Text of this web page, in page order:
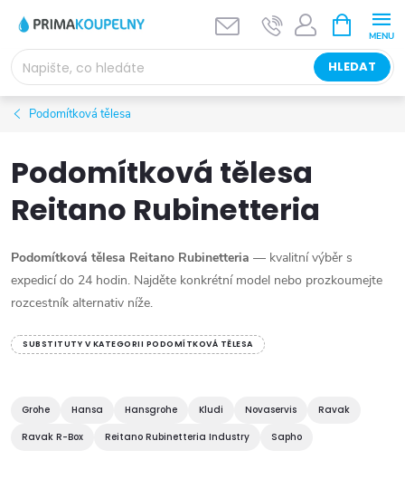
obsah
HLEDAT
NÁKUPNÍ
KOŠÍK
Podomítková tělesa
Podomítková tělesa
Reitano Rubinetteria
Podomítková tělesa Reitano Rubinetteria — kvalitní výběr s
expedicí do 24 hodin. Najděte konkrétní model nebo prozkoumejte
rozcestník alternativ níže.
SUBSTITUTY V KATEGORII PODOMÍTKOVÁ TĚLESA
Grohe Hansa Hansgrohe Kludi Novaservis
Ravak
Ravak R-Box
Reitano Rubinetteria Industry Sapho